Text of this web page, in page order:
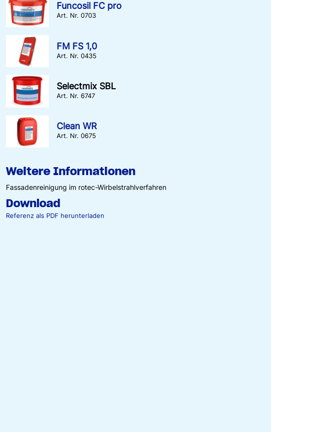
Funcosil FC pro
Art. Nr. 0703
FM FS 1,0
Art. Nr. 0435
Selectmix SBL
Art. Nr. 6747
Clean WR
Art. Nr. 0675
Weitere Informationen
Fassadenreinigung im rotec-Wirbelstrahlverfahren
Download
Referenz als PDF herunterladen